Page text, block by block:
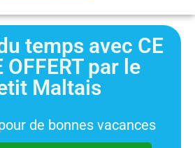
temps avec CE
OFFERT par le
Maltais
de bonnes vacances